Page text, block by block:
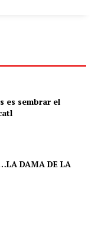
es sembrar el
DAMA DE LA